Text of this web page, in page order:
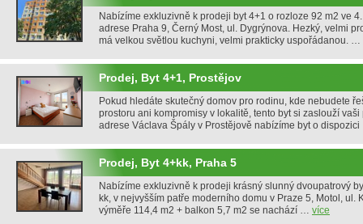
Nabízíme exkluzivně k prodeji byt 4+1 o rozloze 92 m2 ve
adrese Praha 9, Černý Most, ul. Dygrýnova. Hezký, velmi
má velkou světlou kuchyni, velmi prakticky uspořádanou. …
Prodej, Byt 4+1, Prostějov
Pokud hledáte skutečný domov pro rodinu, kde nebudete
prostoru ani kompromisy v lokalitě, tento byt si zaslouží vaši
adrese Václava Špály v Prostějově nabízíme byt o
Prodej, Byt 4+kk, Praha 5
Nabízíme exkluzivně k prodeji krásný slunný dvoupatrový
kk, v nejvyšším patře moderního domu v Praze 5, Motol, ul.
výměře 114,4 m2 + balkon 5,7 m2 se nachází … více